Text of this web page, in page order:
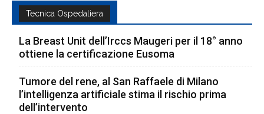
Tecnica Ospedaliera
La Breast Unit dell’Irccs Maugeri per il 18° anno
ottiene la certificazione Eusoma
Tumore del rene, al San Raffaele di Milano
l’intelligenza artificiale stima il rischio prima
dell’intervento